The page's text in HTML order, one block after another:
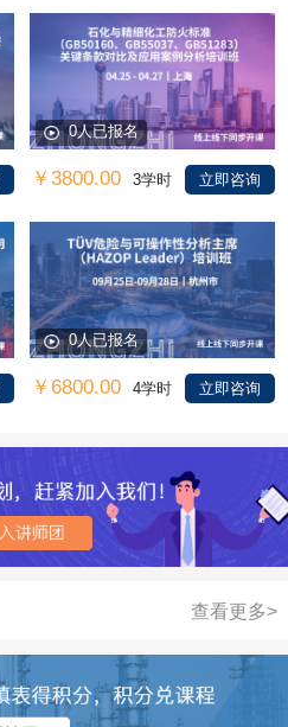
0人已报名
￥3800.00 3学时 立即咨询
0人已报名
￥6800.00 4学时 立即咨询
查看更多>